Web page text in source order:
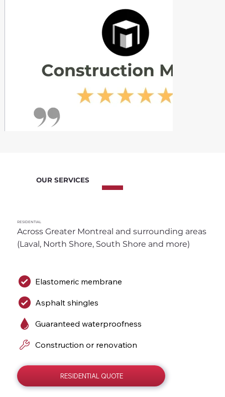
OUR SERVICES
RESIDENTIAL
RESIDENTIAL QUOTE
Across Greater Montreal and surrounding areas
(Laval, North Shore, South Shore and more)
Elastomeric membrane
Asphalt shingles
Guaranteed waterproofness
Construction or renovation